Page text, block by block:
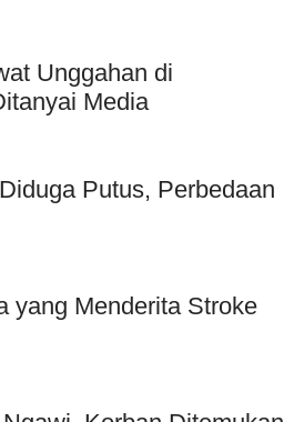
Unggahan di
Media
Putus, Perbedaan
yang Menderita Stroke